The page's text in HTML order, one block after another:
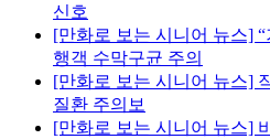
신호
[만화로 보는 시니어 뉴스]
행객 수막구균 주의
[만화로 보는 시니어 뉴스]
질환 주의보
[만화로 보는 시니어 뉴스]